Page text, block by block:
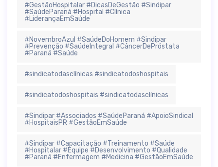
#GestãoHospitalar #DicasDeGestão #Sindipar
#SaúdeParaná #Hospital #Clínica
#LiderançaEmSaúde
#NovembroAzul #SaúdeDoHomem #Sindipar
#Prevenção #SaúdeIntegral #CâncerDePróstata
#Paraná #Saúde
#sindicatodasclínicas #sindicatodoshospitais
#sindicatodoshospitais #sindicatodasclínicas
#Sindipar #Associados #SaúdeParaná #ApoioSindical
#HospitaisPR #GestãoEmSaúde
#Sindipar #Capacitação #Treinamento #Saúde
#Hospitalar #Equipe #Desenvolvimento #Qualidade
#Paraná #Enfermagem #Medicina #GestãoEmSaúde